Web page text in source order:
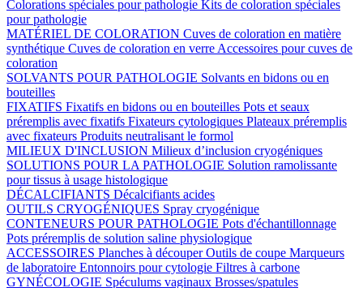
Colorations spéciales pour pathologie Kits de coloration spéciales
pour pathologie
MATÉRIEL DE COLORATION Cuves de coloration en matière
synthétique Cuves de coloration en verre Accessoires pour cuves de
coloration
SOLVANTS POUR PATHOLOGIE Solvants en bidons ou en
bouteilles
FIXATIFS Fixatifs en bidons ou en bouteilles Pots et seaux
préremplis avec fixatifs Fixateurs cytologiques Plateaux préremplis
avec fixateurs Produits neutralisant le formol
MILIEUX D'INCLUSION Milieux d’inclusion cryogéniques
SOLUTIONS POUR LA PATHOLOGIE Solution ramolissante
pour tissus à usage histologique
DÉCALCIFIANTS Décalcifiants acides
OUTILS CRYOGÉNIQUES Spray cryogénique
CONTENEURS POUR PATHOLOGIE Pots d'échantillonnage
Pots préremplis de solution saline physiologique
ACCESSOIRES Planches à découperOutils de coupe Marqueurs
de laboratoire Entonnoirs pour cytologie Filtres à carbone
GYNÉCOLOGIE Spéculums vaginaux Brosses/spatules